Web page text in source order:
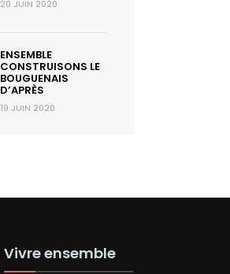
20 JUIN 2020
ENSEMBLE
CONSTRUISONS LE
BOUGUENAIS
D’APRÈS
19 JUIN 2020
Vivre ensemble